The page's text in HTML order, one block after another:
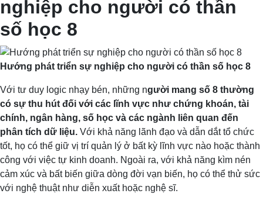
nghiệp cho người có thần
số học 8
Hướng phát triển sự nghiệp cho người có thần số học 8
Với tư duy logic nhạy bén, những người mang số 8 thường
có sự thu hút đối với các lĩnh vực như chứng khoán, tài
chính, ngân hàng, số học và các ngành liên quan đến
phân tích dữ liệu. Với khả năng lãnh đạo và dẫn dắt tổ chức
tốt, họ có thể giữ vị trí quản lý ở bất kỳ lĩnh vực nào hoặc thành
công với việc tự kinh doanh. Ngoài ra, với khả năng kìm nén
cảm xúc và bất biến giữa dòng đời vạn biến, họ có thể thử sức
với nghệ thuật như diễn xuất hoặc nghệ sĩ.